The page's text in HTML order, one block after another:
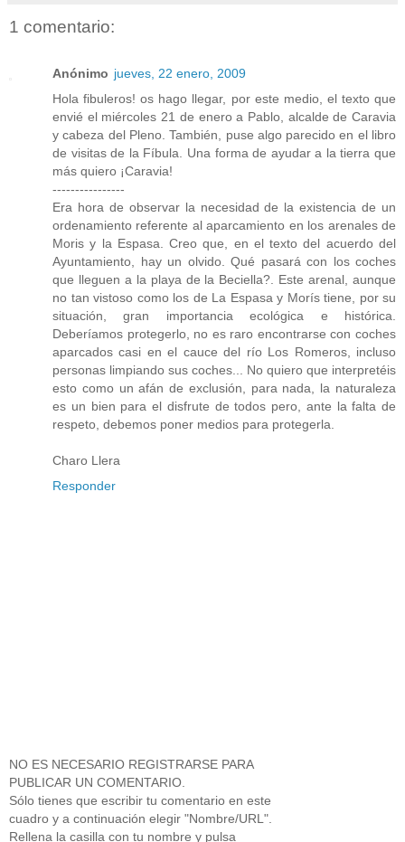
1 comentario:
Anónimo jueves, 22 enero, 2009
Hola fibuleros! os hago llegar, por este medio, el texto que
envié el miércoles 21 de enero a Pablo, alcalde de Caravia
y cabeza del Pleno. También, puse algo parecido en el libro
de visitas de la Fíbula. Una forma de ayudar a la tierra que
más quiero ¡Caravia!
----------------
Era hora de observar la necesidad de la existencia de un
ordenamiento referente al aparcamiento en los arenales de
Moris y la Espasa. Creo que, en el texto del acuerdo del
Ayuntamiento, hay un olvido. Qué pasará con los coches
que lleguen a la playa de la Beciella?. Este arenal, aunque
no tan vistoso como los de La Espasa y Morís tiene, por su
situación, gran importancia ecológica e histórica.
Deberíamos protegerlo, no es raro encontrarse con coches
aparcados casi en el cauce del río Los Romeros, incluso
personas limpiando sus coches... No quiero que interpretéis
esto como un afán de exclusión, para nada, la naturaleza
es un bien para el disfrute de todos pero, ante la falta de
respeto, debemos poner medios para protegerla.
Charo Llera
Responder
NO ES NECESARIO REGISTRARSE PARA
PUBLICAR UN COMENTARIO.
Sólo tienes que escribir tu comentario en este
cuadro y a continuación elegir "Nombre/URL".
Rellena la casilla con tu nombre y pulsa